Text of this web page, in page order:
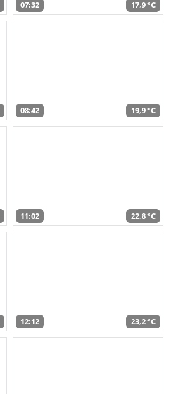
07:32 17,9 °C
08:42 19,9 °C
11:02 22,8 °C
12:12 23,2 °C